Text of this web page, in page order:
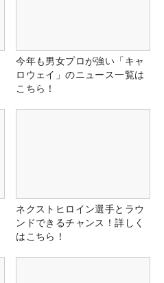
今年も男女プロが強い「キャ
ロウェイ」のニュース一覧は
こちら！
ネクストヒロイン選手とラウ
ンドできるチャンス！詳しく
はこちら！